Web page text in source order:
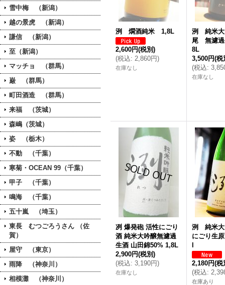
雪中梅 （新潟）
越の景虎 （新潟）
謙信 （新潟）
至（新潟）
マッチョ （群馬）
巌 （群馬）
町田酒造 （群馬）
来福 （茨城）
森嶋（茨城）
姿 （栃木）
不動 （千葉）
寒菊・OCEAN 99（千葉）
甲子 （千葉）
鳴海 （千葉）
五十嵐 （埼玉）
東長 むつごろうさん （佐
賀）
屋守 （東京）
雨降 （神奈川）
相模灘 （神奈川）
洌 燗酒純米 1,8L
2,600円(税別)
(税込: 2,860円)
在庫なし
洌 純米
尾 無濾
8L
3,500円(税
(税込:
在庫なし
冽 爆発砲 活性にごり
酒 純米大吟醸無濾過
生酒 山田錦50% 1,8L
2,900円(税別)
(税込: 3,190円)
在庫なし
洌 純米大
にごり生
2,180円(税
(税込:
在庫あり